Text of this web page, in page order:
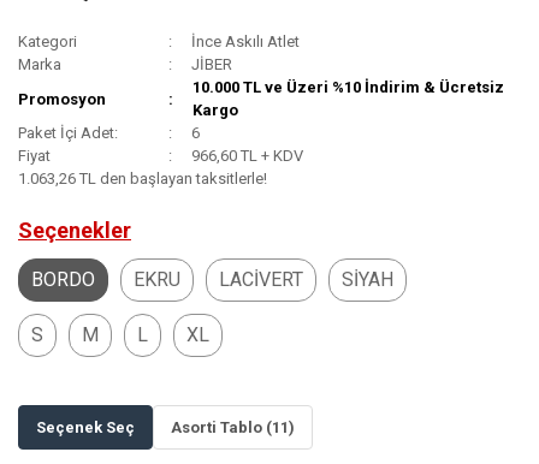
Kategori
İnce Askılı Atlet
Marka
JİBER
Promosyon
10.000 TL ve Üzeri %10 İndirim & Ücretsiz
Kargo
Paket İçi Adet:
6
Fiyat
966,60 TL + KDV
1.063,26 TL den başlayan taksitlerle!
Seçenekler
BORDO EKRU LACİVERT SİYAH
S M L XL
Seçenek Seç Asorti Tablo (11)